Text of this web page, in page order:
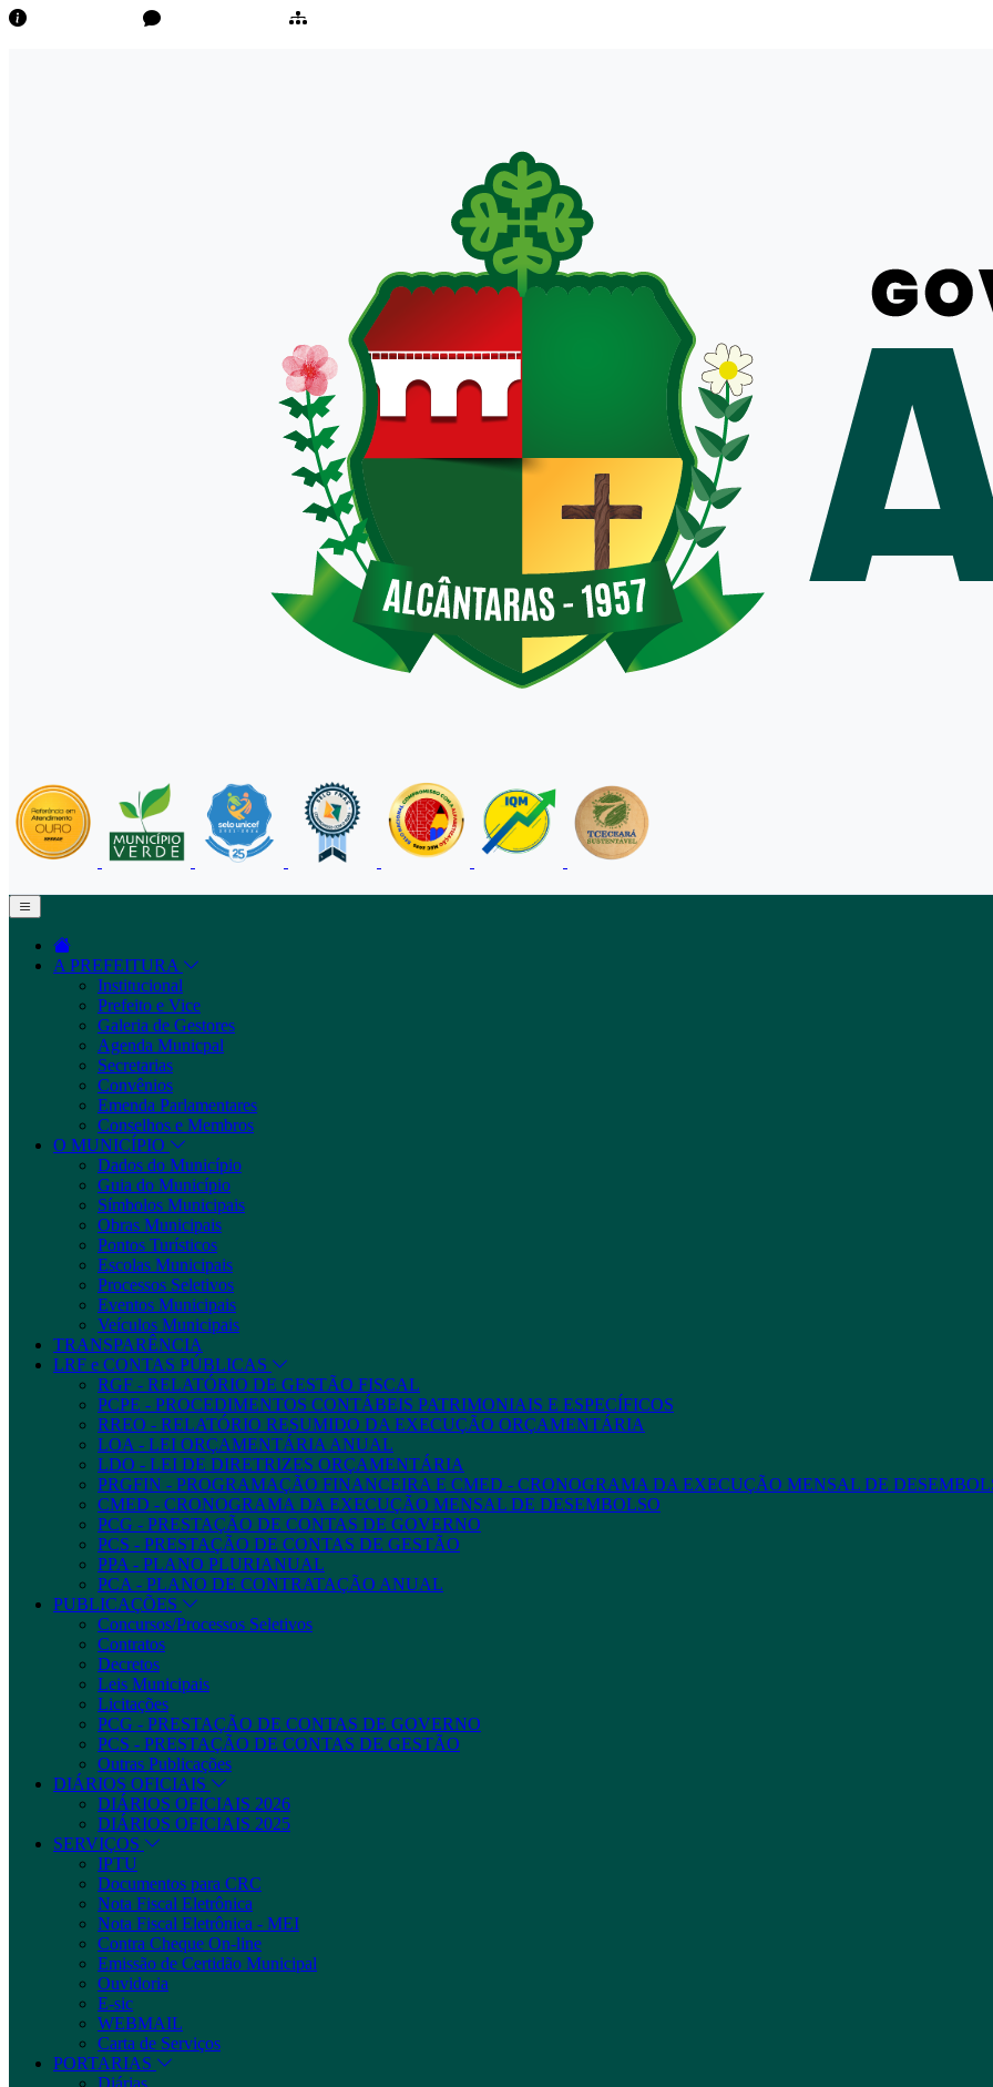
A PREFEITURA
Institucional
Prefeito e Vice
Galeria de Gestores
Agenda Municpal
Secretarias
Convênios
Emenda Parlamentares
Conselhos e Membros
O MUNICÍPIO
Dados do Município
Guia do Município
Símbolos Municipais
Obras Municipais
Pontos Turísticos
Escolas Municipais
Processos Seletivos
Eventos Municipais
Veículos Municipais
TRANSPARÊNCIA
LRF e CONTAS PÚBLICAS
RGF - RELATÓRIO DE GESTÃO FISCAL
PCPE - PROCEDIMENTOS CONTÁBEIS PATRIMONIAIS E ESPECÍFICOS
RREO - RELATÓRIO RESUMIDO DA EXECUÇÃO ORÇAMENTÁRIA
LOA - LEI ORÇAMENTÁRIA ANUAL
LDO - LEI DE DIRETRIZES ORÇAMENTÁRIA
PRGFIN - PROGRAMAÇÃO FINANCEIRA E CMED - CRONOGRAMA DA EXECUÇÃO MENSAL DE
CMED - CRONOGRAMA DA EXECUÇÃO MENSAL DE DESEMBOLSO
PCG - PRESTAÇÃO DE CONTAS DE GOVERNO
PCS - PRESTAÇÃO DE CONTAS DE GESTÃO
PPA - PLANO PLURIANUAL
PCA - PLANO DE CONTRATAÇÃO ANUAL
PUBLICAÇÕES
Concursos/Processos Seletivos
Contratos
Decretos
Leis Municipais
Licitações
PCG - PRESTAÇÃO DE CONTAS DE GOVERNO
PCS - PRESTAÇÃO DE CONTAS DE GESTÃO
Outras Publicações
DIÁRIOS OFICIAIS
DIÁRIOS OFICIAIS 2026
DIÁRIOS OFICIAIS 2025
SERVIÇOS
IPTU
Documentos para CRC
Nota Fiscal Eletrônica
Nota Fiscal Eletrônica - MEI
Contra Cheque On-line
Emissão de Certidão Municipal
Ouvidoria
E-sic
WEBMAIL
Carta de Serviços
PORTARIAS
Diárias